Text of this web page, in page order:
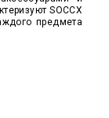
SOCCX
предмета